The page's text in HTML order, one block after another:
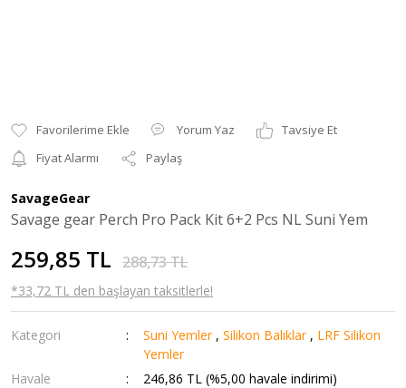
Yorum Yaz
Tavsiye Et
Fiyat Alarmı
Paylaş
SavageGear
Savage gear Perch Pro Pack Kit 6+2 Pcs NL Suni Yem
259,85 TL 288,73 TL
*33,72 TL den başlayan taksitlerle!
Kategori Suni Yemler ,Silikon Balıklar , LRF Silikon
Yemler
Havale
246,86 TL (%5,00 havale indirimi)